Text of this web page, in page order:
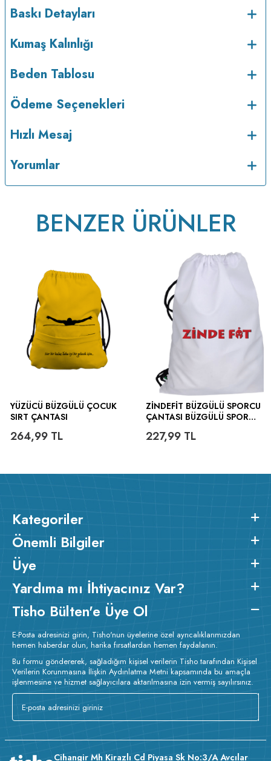
v233.25
Baskı Detayları
Kumaş Kalınlığı
Beden Tablosu
Ödeme Seçenekleri
Hızlı Mesaj
Yorumlar
BENZER ÜRÜNLER
YÜZÜCÜ BÜZGÜLÜ ÇOCUK
SIRT ÇANTASI
264,99 TL
ZINDEFIT BÜZGÜLÜ SPORCU
ÇANTASI BÜZGÜLÜ SPOR
227,99TL
Kategoriler
Önemli Bilgiler
Üye
Yardıma mı İhtiyacınız Var?
Tisho Bülten'e Üye Ol
E-Posta adresinizi girin, Tisho'nun üyelerine özel ayrıcalıklarımızdan
hemen haberdar olun, harika fırsatlardan hemen faydalanın.
Bu formu göndererek, sağladığım kişisel verilerin Tisho tarafından Kişisel
Verilerin Korunmasına İlişkin Aydınlatma Metni kapsamında bu amaçla
işlenmesine ve hizmet sağlayıcılara aktarılmasına izin vermiş sayılırsınız.
Cihangir Mh Kirazlı Cd Piyasa Sk No:3/A Avcılar